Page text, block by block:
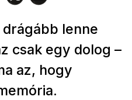
lenne
csak egy dolog –
az, hogy